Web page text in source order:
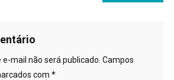
mail não será publicado. Campos
com *